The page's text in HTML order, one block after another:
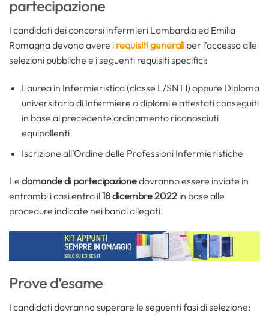
partecipazione
I candidati dei concorsi infermieri Lombardia ed Emilia
Romagna devono avere i requisiti generali per l’accesso alle
selezioni pubbliche e i seguenti requisiti specifici:
Laurea in Infermieristica (classe L/SNT1) oppure Diploma
universitario di Infermiere o diplomi e attestati conseguiti
in base al precedente ordinamento riconosciuti
equipollenti
Iscrizione all’Ordine delle Professioni Infermieristiche
Le domande di partecipazionedovranno essere inviate in
entrambi i casi entro il18 dicembre 2022 in base alle
procedure indicate nei bandi allegati.
Prove d’esame
I candidati dovranno superare le seguenti fasi di selezione: